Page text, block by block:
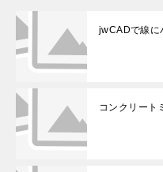
jwCADで線に
コンクリート